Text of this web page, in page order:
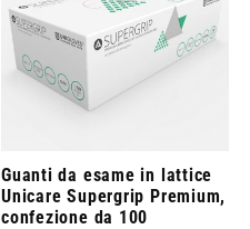
Guanti da esame in lattice
Unicare Supergrip Premium,
confezione da 100